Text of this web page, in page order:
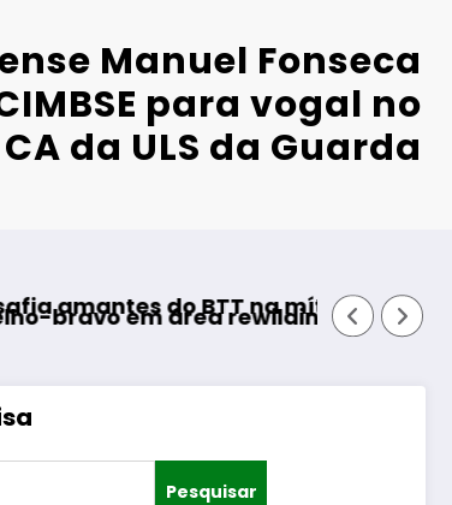
Manuel Fonseca
para vogal no
CA da ULS da Guarda
Invernal Cidade da Guarda
AF Viseu – Campeonato da 2.ª
Pesquisar